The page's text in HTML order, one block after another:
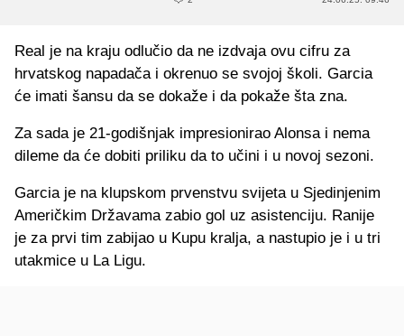
Real je na kraju odlučio da ne izdvaja ovu cifru za
hrvatskog napadača i okrenuo se svojoj školi. Garcia
će imati šansu da se dokaže i da pokaže šta zna.
Za sada je 21-godišnjak impresionirao Alonsa i nema
dileme da će dobiti priliku da to učini i u novoj sezoni.
Garcia je na klupskom prvenstvu svijeta u Sjedinjenim
Američkim Državama zabio gol uz asistenciju. Ranije
je za prvi tim zabijao u Kupu kralja, a nastupio je i u tri
utakmice u La Ligu.